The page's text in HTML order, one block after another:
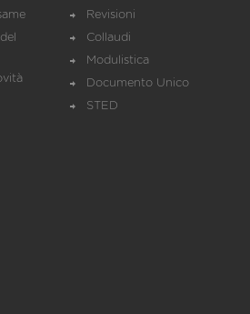
Revisioni
Collaudi
Modulistica
Documento Unico
STED